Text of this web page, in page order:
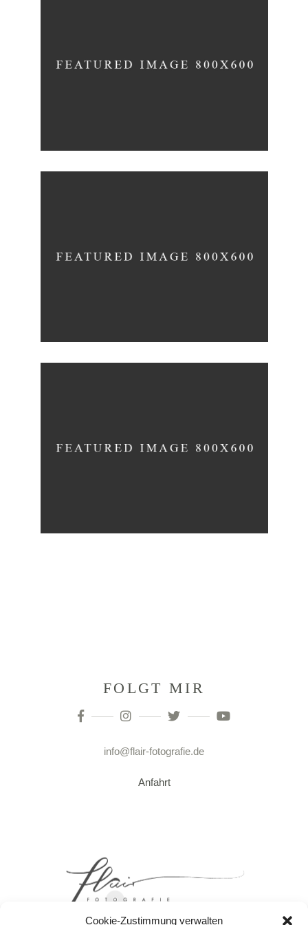
Cookie-Zustimmung verwalten
FOLGT MIR
info@flair-fotografie.de
Anfahrt